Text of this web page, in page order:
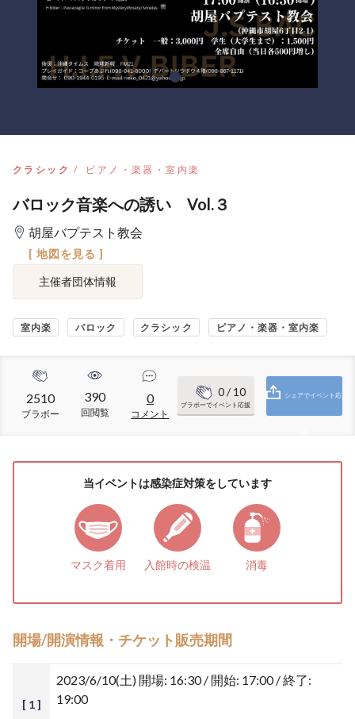
クラシック ピアノ・楽器・室内楽
バロック音楽への誘い Vol.３
胡屋バプテスト教会
[ 地図を見る ]
主催者団体情報
室内楽 バロック クラシック ピアノ・楽器・室内楽
2510
ブラボー
390
回閲覧
0
コメント
0/ 10
ブラボーでイベント応援
シェアでイベント応
当イベントは感染症対策をしています
マスク着用 入館時の検温 消毒
開場/開演情報・チケット販売期間
[ 1 ]
2023/6/10(土) 開場: 16:30 / 開始: 17:00 / 終了:
19:00